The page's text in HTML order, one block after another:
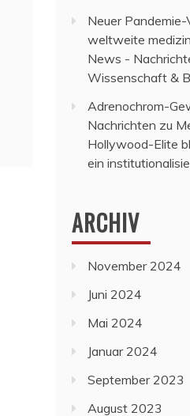
Neuer
weltweite
News -
Wissenschaft &
Adrenochrom-
Nachrichten zu
Hollywood-Elite
ein
ARCHIV
November 2024
Juni 2024
Mai 2024
Januar 2024
September 2023
August 2023